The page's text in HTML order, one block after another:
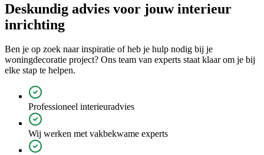
Deskundig advies voor jouwinterieur
inrichting
Ben je op zoek naar inspiratie of heb je hulp nodig bij je
woningdecoratie project? Ons team van experts staat klaar om je bij
elke stap te helpen.
Professioneel interieuradvies
Wij werken met vakbekwame experts